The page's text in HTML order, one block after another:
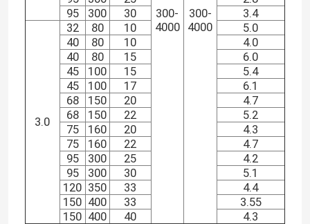
300-
4000
300-
4000
95
300 30 3.4
3.0
32 80 10
5.0
40
80 10
4.0
40
80 15
6.0
45
100 15
5.4
45
100 17
6.1
68
150 20
4.7
68
150 22
5.2
75
160 20
4.3
75
160 22
4.7
95
300 25
4.2
95
300 30
5.1
120 350 33
4.4
150 400 33
3.55
150 400 40 4.3